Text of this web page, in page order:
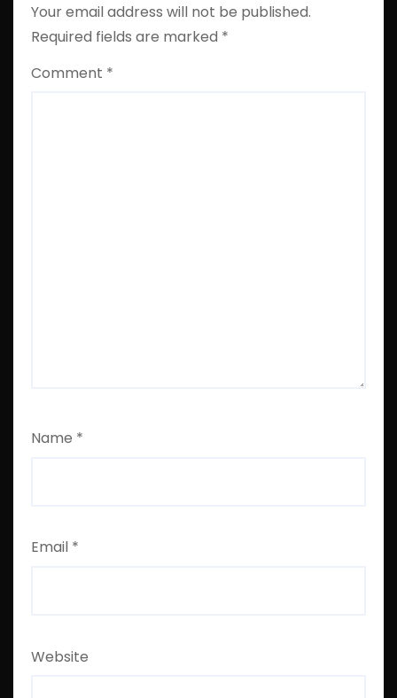
Your email address will not be published.
Required fields are marked *
Comment *
Name *
Email *
Website